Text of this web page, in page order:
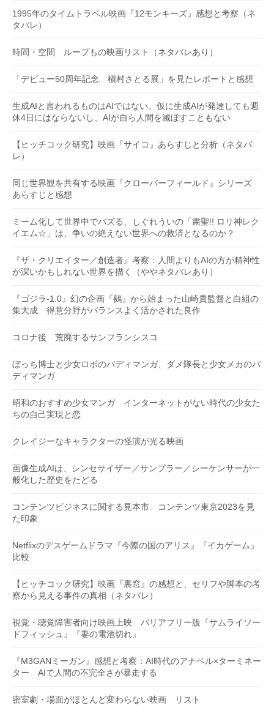
1995年のタイムトラベル映画『12モンキーズ』感想と考察（ネ
タバレ）
時間・空間 ループもの映画リスト（ネタバレあり）
「デビュー50周年記念 槇村さとる展」を見たレポートと感想
生成AIと言われるものはAIではない。仮に生成AIが発達しても週
休4日にはならないし、AIが自ら人間を滅ぼすこともない
【ヒッチコック研究】映画『サイコ』あらすじと分析（ネタバ
レ）
同じ世界観を共有する映画『クローバーフィールド』シリーズ
あらすじと感想
ミーム化して世界中でバズる、しぐれういの「粛聖!! ロリ神レク
イエム☆」は、争いの絶えない世界への救済となるのか？
『ザ・クリエイター／創造者』考察：人間よりもAIの方が精神性
が深いかもしれない世界を描く（ややネタバレあり）
『ゴジラ-1.0』幻の企画『鵺』から始まった山崎貴監督と白組の
集大成 得意分野がバランスよく活かされた良作
コロナ後 荒廃するサンフランシスコ
ぼっち博士と少女ロボのバディマンガ、ダメ隊長と少女メカのバ
ディマンガ
昭和のおすすめ少女マンガ インターネットがない時代の少女た
ちの自己実現と恋
クレイジーなキャラクターの怪演が光る映画
画像生成AIは、シンセサイザー／サンプラー／シーケンサーが一
般化した歴史をたどる
コンテンツビジネスに関する見本市 コンテンツ東京2023を見
た印象
Netflixのデスゲームドラマ『今際の国のアリス』『イカゲーム』
比較
【ヒッチコック研究】映画『裏窓』の感想と、セリフや脚本の考
察から見える事件の真相（ネタバレ）
視覚・聴覚障害者向け映画上映 バリアフリー版『サムライソー
ドフィッシュ』『妻の電池切れ』
『M3GANミーガン』感想と考察：AI時代のアナベル×ターミネー
ター AIで人間の不完全さが暴走する
密室劇・場面がほとんど変わらない映画 リスト